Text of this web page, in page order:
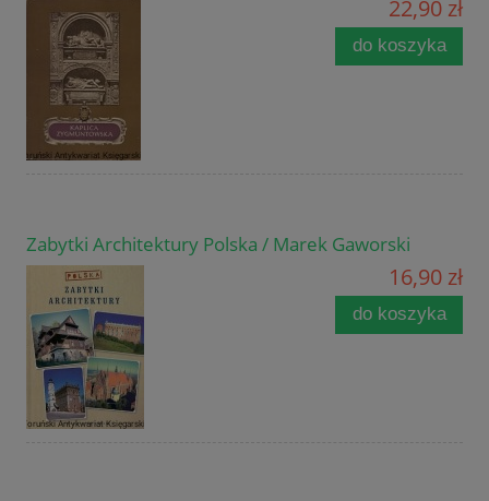
22,90 zł
do koszyka
Zabytki Architektury Polska / Marek Gaworski
16,90 zł
do koszyka